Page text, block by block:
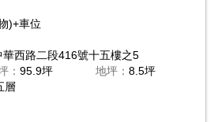
)+車位
華西路二段416號十五樓之5
： 95.9坪 地坪：8.5坪
層